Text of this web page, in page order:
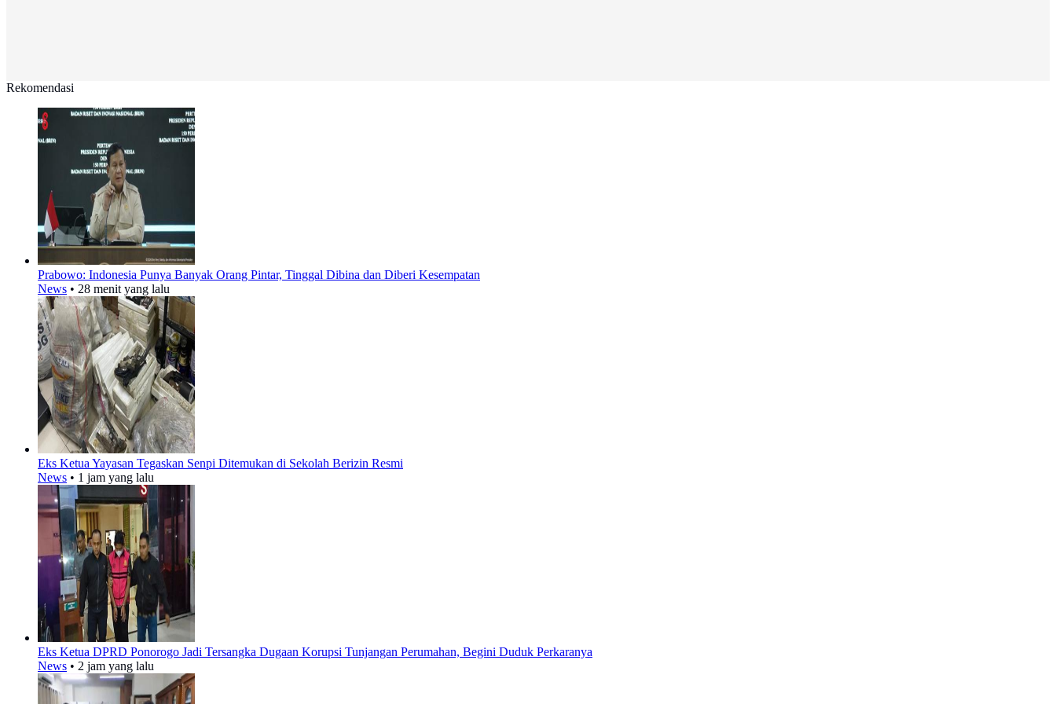
Rekomendasi
Prabowo: Indonesia Punya Banyak Orang Pintar, Tinggal Dibina dan Diberi Kesempatan
News • 28 menit yang lalu
Eks Ketua Yayasan Tegaskan Senpi Ditemukan di Sekolah Berizin Resmi
News • 1 jam yang lalu
Eks Ketua DPRD Ponorogo Jadi Tersangka Dugaan Korupsi Tunjangan Perumahan, Begini Duduk Perkaranya
News • 2 jam yang lalu